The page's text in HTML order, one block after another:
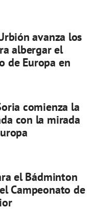
avanza los
albergar el
de Europa en
comienza la
con la mirada
el Bádminton
Campeonato de